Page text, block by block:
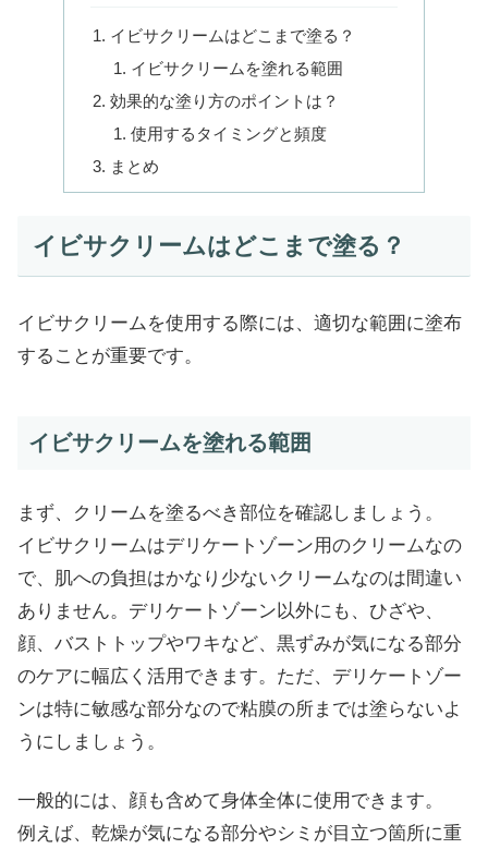
イビサクリームはどこまで塗る？
イビサクリームを塗れる範囲
効果的な塗り方のポイントは？
使用するタイミングと頻度
まとめ
イビサクリームはどこまで塗る？
イビサクリームを使用する際には、適切な範囲に塗布
することが重要です。
イビサクリームを塗れる範囲
まず、クリームを塗るべき部位を確認しましょう。
イビサクリームはデリケートゾーン用のクリームなの
で、肌への負担はかなり少ないクリームなのは間違い
ありません。デリケートゾーン以外にも、ひざや、
顔、バストトップやワキなど、黒ずみが気になる部分
のケアに幅広く活用できます。ただ、デリケートゾー
ンは特に敏感な部分なので粘膜の所までは塗らないよ
うにしましょう。
一般的には、顔も含めて身体全体に使用できます。
例えば、乾燥が気になる部分やシミが目立つ箇所に重